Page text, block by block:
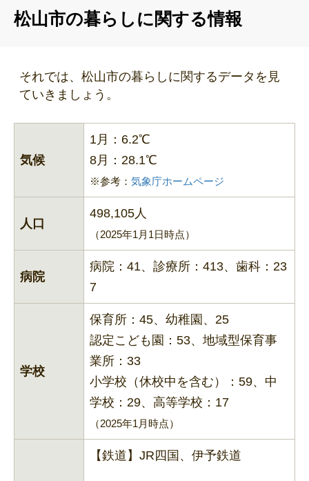
松山市の暮らしに関する情報
それでは、松山市の暮らしに関するデータを見
ていきましょう。
気候
1月：6.2℃
8月：28.1℃
※参考： 気象庁ホームページ
人口
498,105人
（2025年1月1日時点）
病院
病院：41、診療所：413、歯科：23
7
学校
保育所：45、幼稚園、25
認定こども園：53、地域型保育事
業所：33
小学校（休校中を含む）：59、中
学校：29、高等学校：17
（2025年1月時点）
【鉄道】JR四国、伊予鉄道